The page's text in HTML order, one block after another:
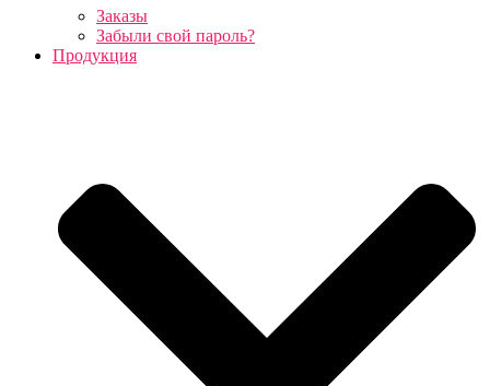
Заказы
Забыли свой пароль?
Продукция